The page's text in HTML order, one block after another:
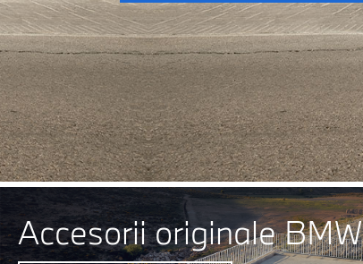
Accesorii originale BMW